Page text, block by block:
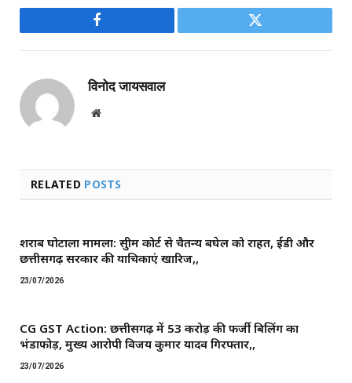
Facebook Twitter
विनोद जायसवाल
Website
RELATED POSTS
शराब घोटाला मामला: सुप्रीम कोर्ट से चैतन्य बघेल को राहत, ईडी और
छत्तीसगढ़ सरकार की याचिकाएं खारिज,,
23/07/2026
CG GST Action: छत्तीसगढ़ में 53 करोड़ की फर्जी बिलिंग का
भंडाफोड़, मुख्य आरोपी विजय कुमार यादव गिरफ्तार,,
23/07/2026